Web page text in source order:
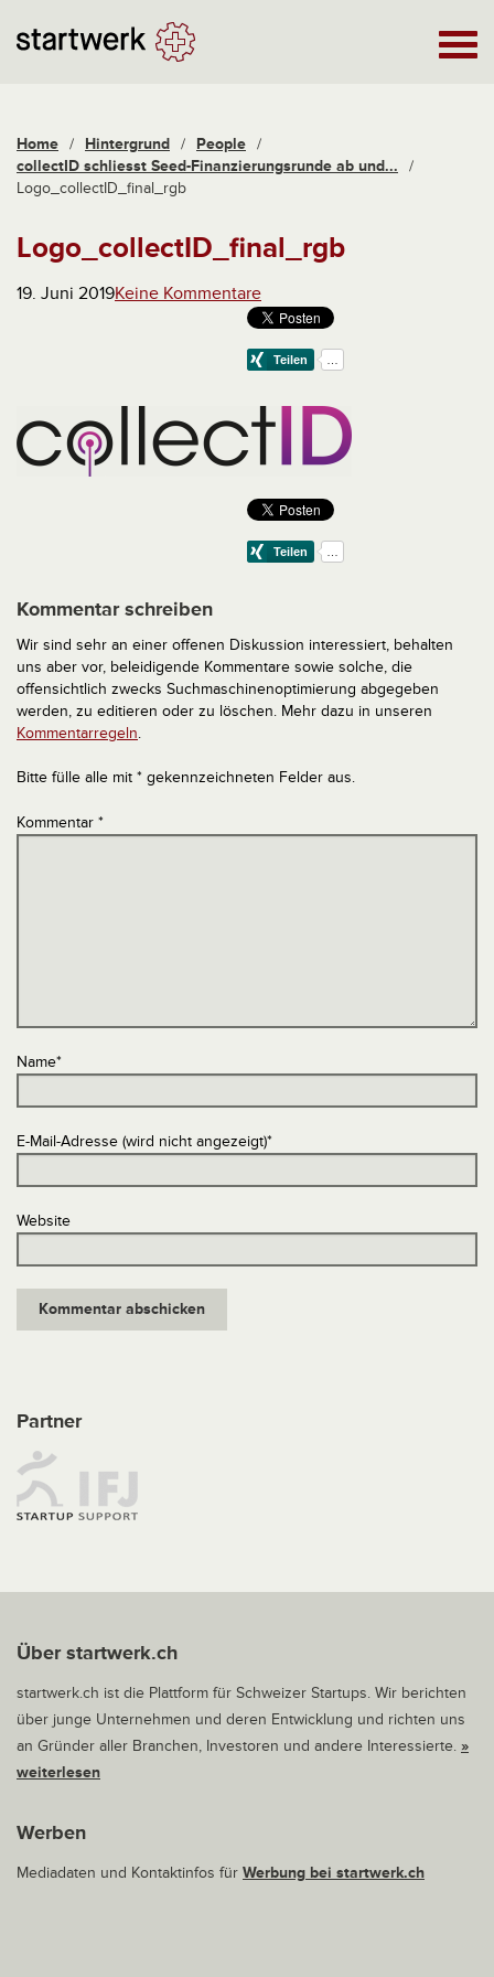
Home / Hintergrund / People /
collectID schliesst Seed-Finanzierungsrunde ab und...
/
Logo_collectID_final_rgb
Logo_collectID_final_rgb
19. Juni 2019Keine Kommentare
Kommentar schreiben
Wir sind sehr an einer offenen Diskussion interessiert, behalten
uns aber vor, beleidigende Kommentare sowie solche, die
offensichtlich zwecks Suchmaschinenoptimierung abgegeben
werden, zu editieren oder zu löschen. Mehr dazu in unseren
Kommentarregeln.
Bitte fülle alle mit * gekennzeichneten Felder aus.
Kommentar *
Name*
E-Mail-Adresse (wird nicht angezeigt)*
Website
Partner
Über startwerk.ch
startwerk.ch ist die Plattform für Schweizer Startups. Wir berichten
über junge Unternehmen und deren Entwicklung und richten uns
an Gründer aller Branchen, Investoren und andere Interessierte. »
weiterlesen
Werben
Mediadaten und Kontaktinfos für Werbung bei startwerk.ch